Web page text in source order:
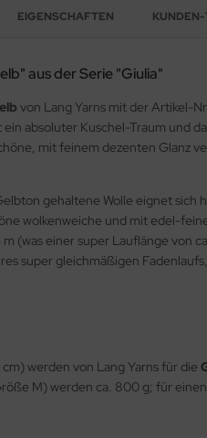
EIGENSCHAFTEN
aus der Serie "Giulia"
von Lang Yarns mit der Artikel-
ein absoluter Kuschel-Traum und
mit feinem dezenten Glanz
gehaltene Wolle eignet
wolkenweiche und mit edel-
(was einer super Lauflänge von
super gleichmäßigen
werden von Lang Yarns für die
M) werden ca. 800 g; für